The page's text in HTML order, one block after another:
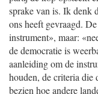
sprake van is. Ik denk
ons heeft gevraagd.
instrument», maar:
de democratie is
aanleiding om de
houden, de criteria die
bezien hoe andere